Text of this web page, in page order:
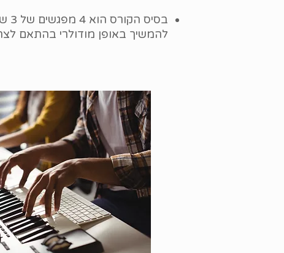
להמשיך באופן מודולרי בהתאם